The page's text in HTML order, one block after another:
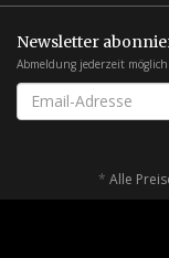
Newsletter
Abmeldung jederzeit möglich
EMAIL-
ADRESSE
* Alle